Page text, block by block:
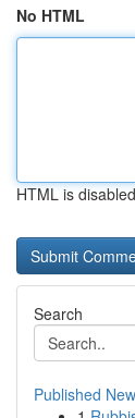
No HTML
HTML is disabled
Search
Published